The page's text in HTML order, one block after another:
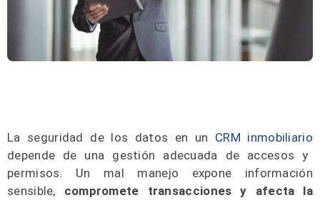
La seguridad de los datos en un CRM inmobiliario
depende de una gestión adecuada de accesos y
permisos. Un mal manejo expone información
sensible, compromete transacciones y afecta la